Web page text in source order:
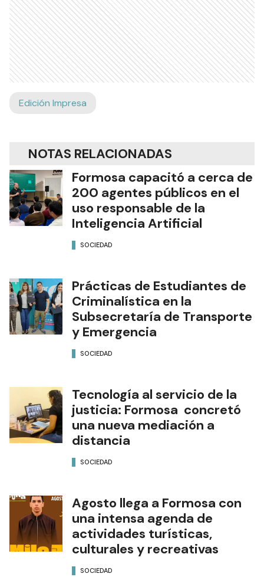
Edición Impresa
NOTAS RELACIONADAS
Formosa capacitó a cerca de
200 agentes públicos en el
uso responsable de la
Inteligencia Artificial
SOCIEDAD
Prácticas de Estudiantes de
Criminalística en la
Subsecretaría de Transporte
y Emergencia
SOCIEDAD
Tecnología al servicio de la
justicia: Formosa concretó
una nueva mediación a
distancia
SOCIEDAD
Agosto llega a Formosa con
una intensa agenda de
actividades turísticas,
culturales y recreativas
SOCIEDAD